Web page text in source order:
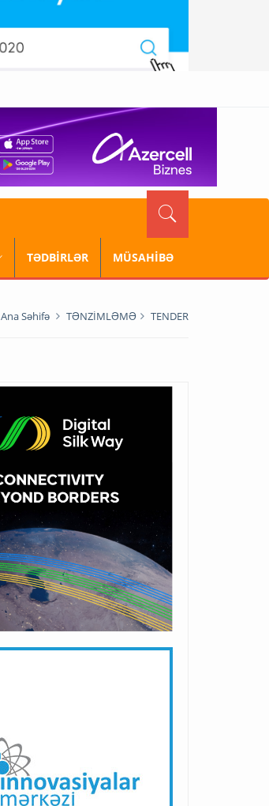
TƏDBİRLƏR MÜSAHİBƏ
Ana Səhifə TƏNZİMLƏMƏ TENDER